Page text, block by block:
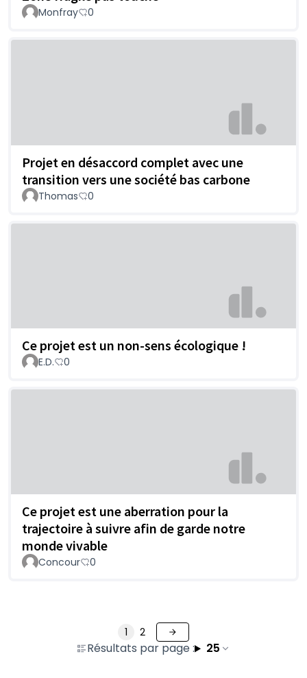
Monfray 0
Projet en désaccord complet avec une
transition vers une société bas carbone
Thomas 0
Ce projet est un non-sens écologique !
E.D. 0
Ce projet est une aberration pour la
trajectoire à suivre afin de garde notre
monde vivable
Concour 0
Résultats par page : 25
1 2